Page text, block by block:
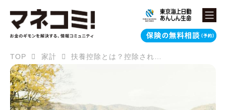
TOP 家計 扶養控除とは？控除される金額や配偶者控除との違いを解説